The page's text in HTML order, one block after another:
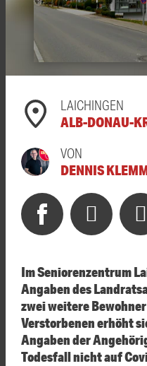
LAICHINGEN
ALB-DONAU-
VON
DENNIS
Im Seniorenzentrum
Angaben des
zwei weitere
Verstorbenen erhöht
Angaben der
Todesfall nicht auf